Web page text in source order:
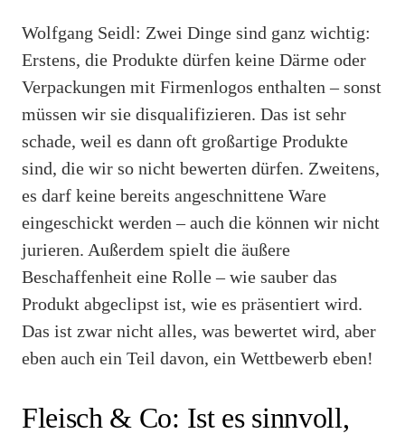
Wolfgang Seidl: Zwei Dinge sind ganz wichtig:
Erstens, die Produkte dürfen keine Därme oder
Verpackungen mit Firmenlogos enthalten – sonst
müssen wir sie disqualifizieren. Das ist sehr
schade, weil es dann oft großartige Produkte
sind, die wir so nicht bewerten dürfen. Zweitens,
es darf keine bereits angeschnittene Ware
eingeschickt werden – auch die können wir nicht
jurieren. Außerdem spielt die äußere
Beschaffenheit eine Rolle – wie sauber das
Produkt abgeclipst ist, wie es präsentiert wird.
Das ist zwar nicht alles, was bewertet wird, aber
eben auch ein Teil davon, ein Wettbewerb eben!
Fleisch & Co: Ist es sinnvoll,